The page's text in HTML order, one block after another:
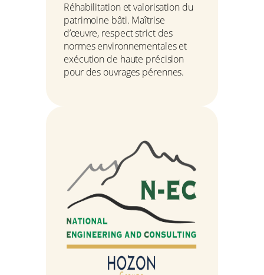
Réhabilitation et valorisation du
patrimoine bâti. Maîtrise
d’œuvre, respect strict des
normes environnementales et
exécution de haute précision
pour des ouvrages pérennes.